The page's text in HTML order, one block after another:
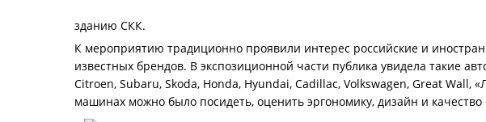
зданию СКК.
К мероприятию традиционно проявили интерес российские и
известных брендов. В экспозиционной части публика увидела такие
Citroen, Subaru, Skoda, Honda, Hyundai, Cadillac, Volkswagen, Great Wall,
машинах можно было посидеть, оценить эргономику, дизайн и качество